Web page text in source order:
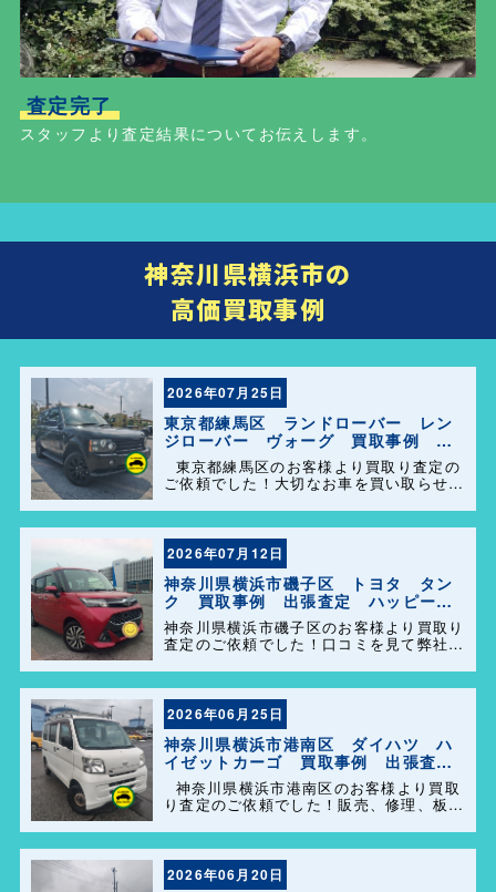
査定完了
スタッフより査定結果についてお伝えします。
神奈川県横浜市の
高価買取事例
2026年07月25日
東京都練馬区 ランドローバー レン
ジローバー ヴォーグ 買取事例 出
張査定 ハッピーカーズ港南店！
東京都練馬区のお客様より買取り査定の
ご依頼でした！大切なお車を買い取らせて
の事をよろしくお願いします＼(^o^)／
2026年07月12日
神奈川県横浜市磯子区 トヨタ タン
ク 買取事例 出張査定 ハッピーカ
ーズ港南店！
神奈川県横浜市磯子区のお客様より買取り
査定のご依頼でした！口コミを見て弊社を
事があれば気軽にご相談して下さい(^o^)
／
2026年06月25日
神奈川県横浜市港南区 ダイハツ ハ
イゼットカーゴ 買取事例 出張査
定 ハッピーカーズ港南店！
神奈川県横浜市港南区のお客様より買取
り査定のご依頼でした！販売、修理、板
の事で困った事があれば、気軽にご相談し
て下さい(^o^)／
2026年06月20日